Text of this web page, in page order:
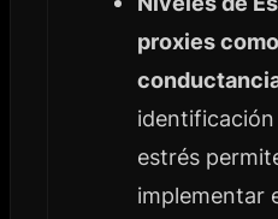
proxies
estrés
implementar